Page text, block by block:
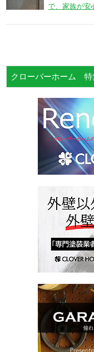
で、家族が安
クローバーホーム 特